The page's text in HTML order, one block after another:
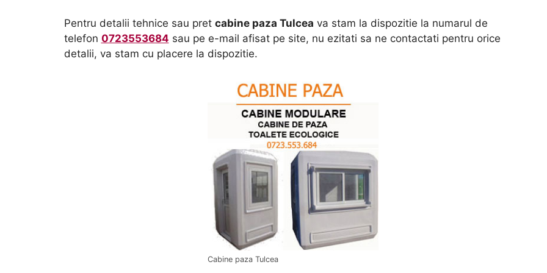
Pentru detalii tehnice sau pret cabine paza Tulcea va stam la dispozitie la numarul de
telefon 0723553684 sau pe e-mail afisat pe site, nu ezitati sa ne contactati pentru orice
detalii, va stam cu placere la dispozitie.
Cabine paza Tulcea